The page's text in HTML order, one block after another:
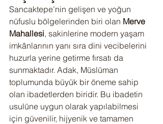
Sancaktepe’nin gelişen ve yoğun
nüfuslu bölgelerinden biri olan Merve
Mahallesi, sakinlerine modern yaşam
imkânlarının yanı sıra dini vecibelerini
huzurla yerine getirme fırsatı da
sunmaktadır. Adak, Müslüman
toplumunda büyük bir öneme sahip
olan ibadetlerden biridir. Bu ibadetin
usulüne uygun olarak yapılabilmesi
için güvenilir, hijyenik ve tamamen